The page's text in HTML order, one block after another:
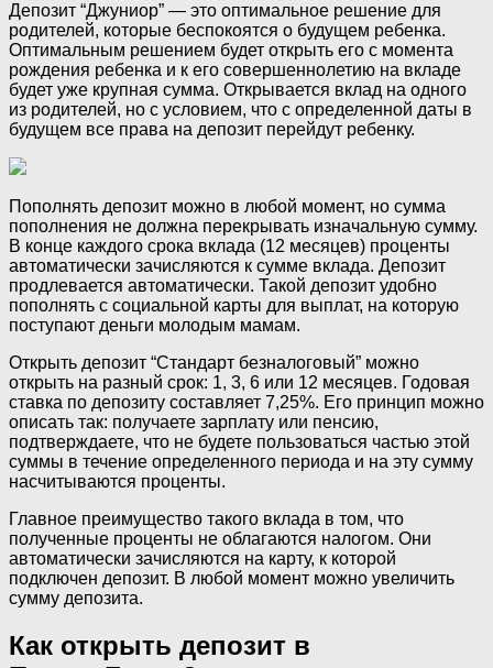
Депозит “Джуниор” — это оптимальное решение для
родителей, которые беспокоятся о будущем ребенка.
Оптимальным решением будет открыть его с момента
рождения ребенка и к его совершеннолетию на вкладе
будет уже крупная сумма. Открывается вклад на одного
из родителей, но с условием, что с определенной даты в
будущем все права на депозит перейдут ребенку.
Пополнять депозит можно в любой момент, но сумма
пополнения не должна перекрывать изначальную сумму.
В конце каждого срока вклада (12 месяцев) проценты
автоматически зачисляются к сумме вклада. Депозит
продлевается автоматически. Такой депозит удобно
пополнять с социальной карты для выплат, на которую
поступают деньги молодым мамам.
Открыть депозит “Стандарт безналоговый” можно
открыть на разный срок: 1, 3, 6 или 12 месяцев. Годовая
ставка по депозиту составляет 7,25%. Его принцип можно
описать так: получаете зарплату или пенсию,
подтверждаете, что не будете пользоваться частью этой
суммы в течение определенного периода и на эту сумму
насчитываются проценты.
Главное преимущество такого вклада в том, что
полученные проценты не облагаются налогом. Они
автоматически зачисляются на карту, к которой
подключен депозит. В любой момент можно увеличить
сумму депозита.
Как открыть депозит в